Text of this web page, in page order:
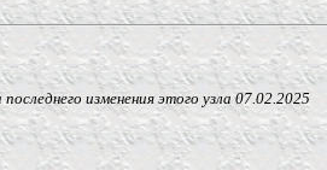
изменения этого узла 07.02.2025